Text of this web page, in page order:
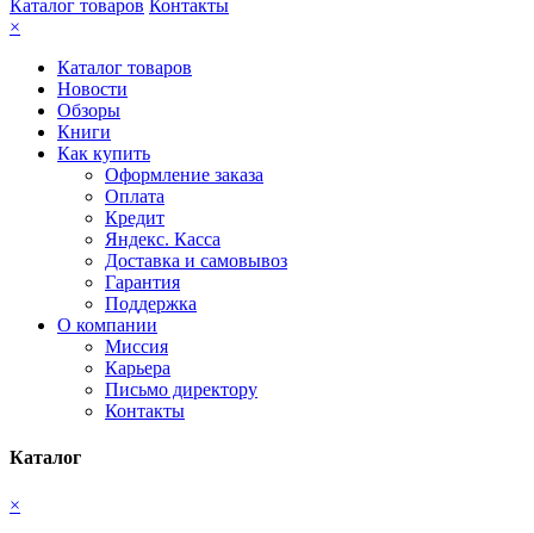
Каталог товаров Контакты
×
Каталог товаров
Новости
Обзоры
Книги
Как купить
Оформление заказа
Оплата
Кредит
Яндекс. Касса
Доставка и самовывоз
Гарантия
Поддержка
О компании
Миссия
Карьера
Письмо директору
Контакты
Каталог
×